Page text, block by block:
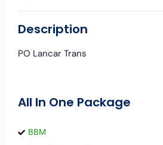
Description
PO Lancar Trans
All In One Package
BBM